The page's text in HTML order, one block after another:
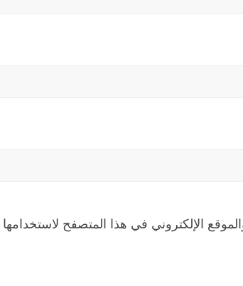
الإلكتروني في هذا المتصفح